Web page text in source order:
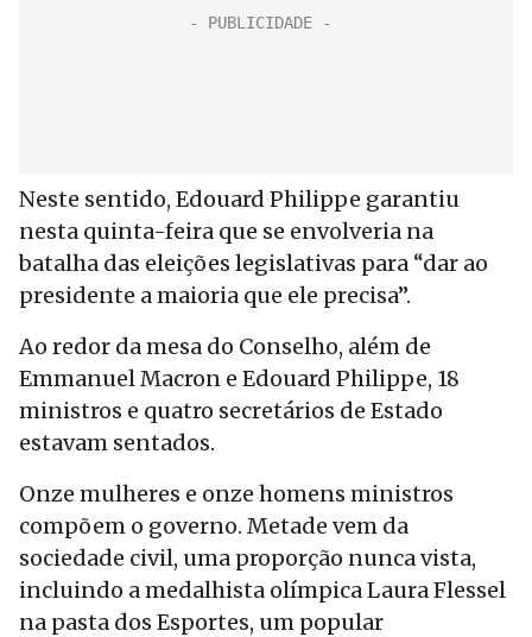
Neste sentido, Edouard Philippe garantiu
nesta quinta-feira que se envolveria na
batalha das eleições legislativas para “dar ao
presidente a maioria que ele precisa”.
Ao redor da mesa do Conselho, além de
Emmanuel Macron e Edouard Philippe, 18
ministros e quatro secretários de Estado
estavam sentados.
Onze mulheres e onze homens ministros
compõem o governo. Metade vem da
sociedade civil, uma proporção nunca vista,
incluindo a medalhista olímpica Laura Flessel
na pasta dos Esportes, um popular